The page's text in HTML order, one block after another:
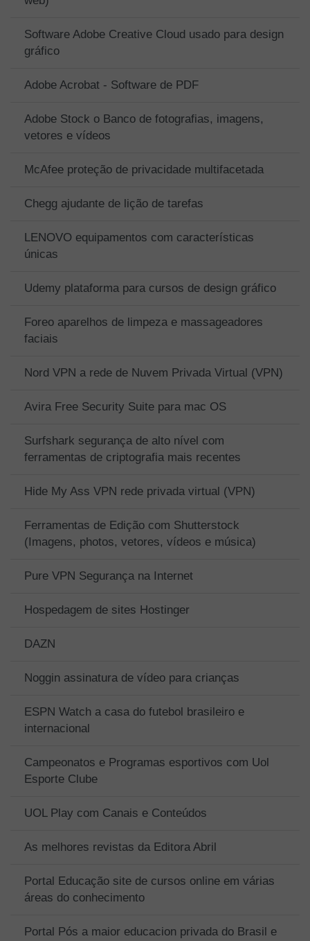
Software Adobe Creative Cloud usado para design
gráfico
Adobe Acrobat - Software de PDF
Adobe Stock o Banco de fotografias, imagens,
vetores e vídeos
McAfee proteção de privacidade multifacetada
Chegg ajudante de lição de tarefas
LENOVO equipamentos com características
únicas
Udemy plataforma para cursos de design gráfico
Foreo aparelhos de limpeza e massageadores
faciais
Nord VPN a rede de Nuvem Privada Virtual (VPN)
Avira Free Security Suite para mac OS
Surfshark segurança de alto nível com
ferramentas de criptografia mais recentes
Hide My Ass VPN rede privada virtual (VPN)
Ferramentas de Edição com Shutterstock
(Imagens, photos, vetores, vídeos e música)
Pure VPN Segurança na Internet
Hospedagem de sites Hostinger
DAZN
Noggin assinatura de vídeo para crianças
ESPN Watch a casa do futebol brasileiro e
internacional
Campeonatos e Programas esportivos com Uol
Esporte Clube
UOL Play com Canais e Conteúdos
As melhores revistas da Editora Abril
Portal Educação site de cursos online em várias
áreas do conhecimento
Portal Pós a maior educacion privada do Brasil e